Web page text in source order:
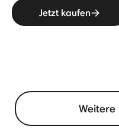
Jetzt kaufen